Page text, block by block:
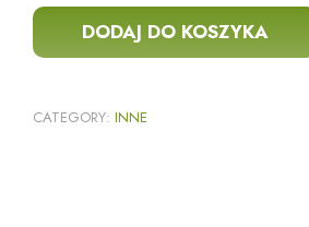
DODAJ DO KOSZYKA
CATEGORY: INNE